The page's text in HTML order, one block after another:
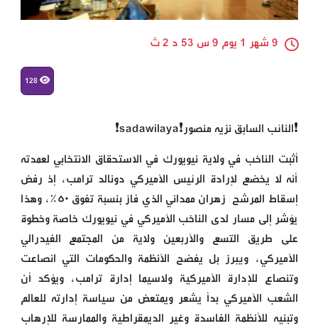
9 شهر 1 يوم 9 س 53 د 2 ث
128
❗النائب السابق نزيه منصور❗️sadawilaya❗
أثبت الناخب في ولاية نيويورك في الاستحقاق الانتخابي لعمدته
أنه لا يخضع لإرادة الرئيس الأميركي دونالد ترامب، إذ رفض
إسقاط المرشح زهران ممداني الذي فاز بنسبة تفوق ٥٠%، وهذا
يؤشر إلى مسار لدى الناخب الأميركي في نيويورك خاصة وخطوة
على طريق التسع والأربعين ولاية من المجتمع الفيدرالي
الأميركي، ويبرز بل يفضح الأنظمة والحكومات التي انصاعت
وتنصاع للإدارة الأميركية ولاسيما إدارة ترامب، ويؤكد أن
الشعب الأميركي بدأ يشعر ويمتعض من سياسة إدارته للعالم
وتبنيه للأنظمة الفاسدة وغير الديمقراطية والممارسة للإرهاب